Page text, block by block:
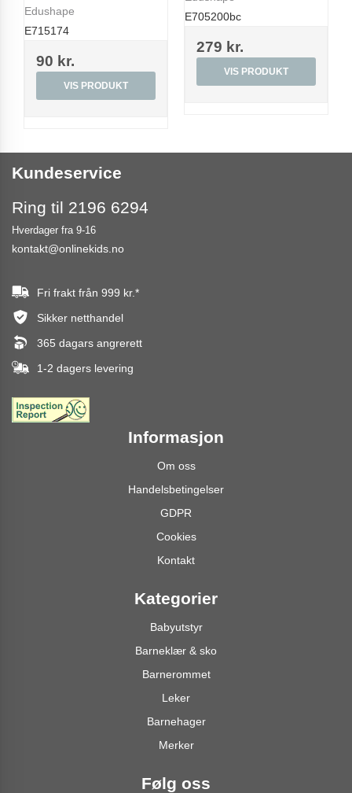
Edushape
E715174
90 kr.
VIS PRODUKT
E705200bc
279 kr.
VIS PRODUKT
Kundeservice
Ring til 2196 6294
Hverdager fra 9-16
kontakt@onlinekids.no
Fri frakt från 999 kr.*
Sikker netthandel
365 dagars angrerett
1-2 dagers levering
Informasjon
Om oss
Handelsbetingelser
GDPR
Cookies
Kontakt
Kategorier
Babyutstyr
Barneklær & sko
Barnerommet
Leker
Barnehager
Merker
Følg oss